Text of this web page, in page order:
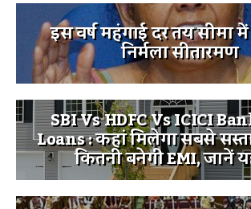
इस वर्ष महंगाई दर तय सीमा में
निर्मला सीतारमण
SBI Vs HDFC Vs ICICI
Loans : कहां मिलेगा सबसे
कितनी बनेगी EMI, जानें